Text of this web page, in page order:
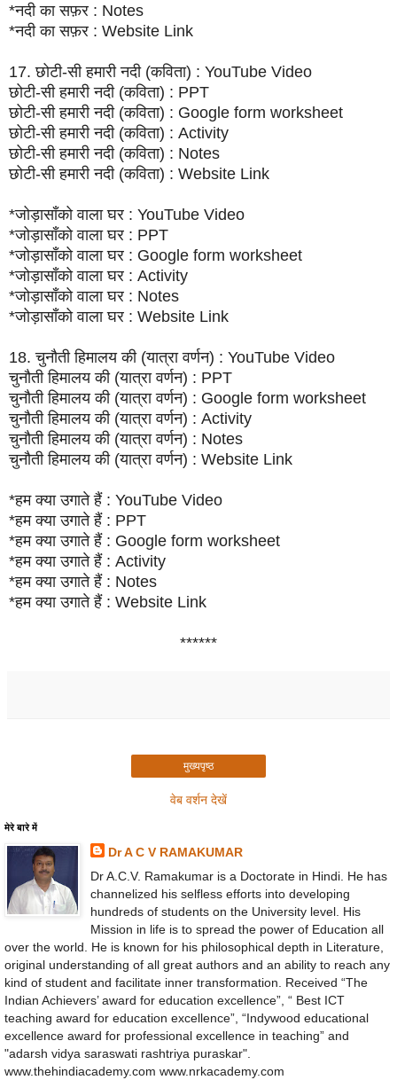
*नदी का सफ़र : Notes
*नदी का सफ़र : Website Link
17. छोटी-सी हमारी नदी (कविता) : YouTube Video
छोटी-सी हमारी नदी (कविता) : PPT
छोटी-सी हमारी नदी (कविता) : Google form worksheet
छोटी-सी हमारी नदी (कविता) : Activity
छोटी-सी हमारी नदी (कविता) : Notes
छोटी-सी हमारी नदी (कविता) : Website Link
*जोड़ासाँको वाला घर : YouTube Video
*जोड़ासाँको वाला घर : PPT
*जोड़ासाँको वाला घर : Google form worksheet
*जोड़ासाँको वाला घर : Activity
*जोड़ासाँको वाला घर : Notes
*जोड़ासाँको वाला घर : Website Link
18. चुनौती हिमालय की (यात्रा वर्णन) : YouTube Video
चुनौती हिमालय की (यात्रा वर्णन) : PPT
चुनौती हिमालय की (यात्रा वर्णन) : Google form worksheet
चुनौती हिमालय की (यात्रा वर्णन) : Activity
चुनौती हिमालय की (यात्रा वर्णन) : Notes
चुनौती हिमालय की (यात्रा वर्णन) : Website Link
*हम क्या उगाते हैं : YouTube Video
*हम क्या उगाते हैं : PPT
*हम क्या उगाते हैं : Google form worksheet
*हम क्या उगाते हैं : Activity
*हम क्या उगाते हैं : Notes
*हम क्या उगाते हैं : Website Link
******
मुख्यपृष्ठ
वेब वर्शन देखें
मेरे बारे में
Dr A C V RAMAKUMAR
Dr A.C.V. Ramakumar is a Doctorate in Hindi. He has
channelized his selfless efforts into developing
hundreds of students on the University level. His
Mission in life is to spread the power of Education all
over the world. He is known for his philosophical depth in Literature,
original understanding of all great authors and an ability to reach any
kind of student and facilitate inner transformation. Received “The
Indian Achievers’ award for education excellence”, “ Best ICT
teaching award for education excellence”, “Indywood educational
excellence award for professional excellence in teaching” and
"adarsh vidya saraswati rashtriya puraskar".
www.thehindiacademy.com www.nrkacademy.com